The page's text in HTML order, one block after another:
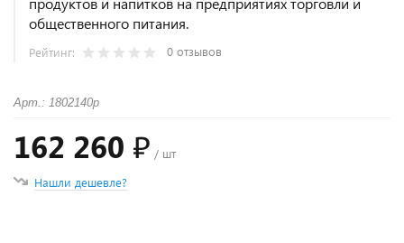
общественного питания.
Рейтинг: 0 отзывов
Арт.: 1802140p
162 260 ₽ / шт
Нашли дешевле?